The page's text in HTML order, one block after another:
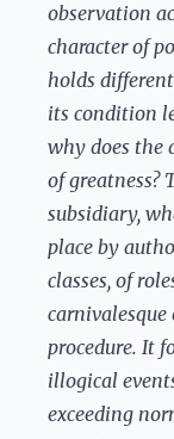
observation
character of
holds
its condition
why does the
of greatness?
subsidiary,
place by
classes, of
procedure. It
illogical
exceeding